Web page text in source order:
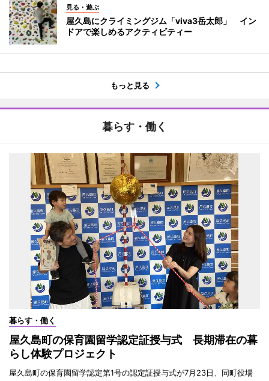
見る・遊ぶ
屋久島にクライミングジム「viva3岳太郎」 イン
ドアで楽しめるアクティビティー
もっと見る
暮らす・働く
暮らす・働く
屋久島町の保育園留学認定証授与式 長期滞在の暮
らし体験プロジェクト
屋久島町の保育園留学認定第1号の認定証授与式が7月23日、同町役場